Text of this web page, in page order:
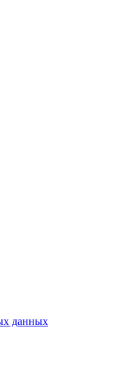
данных